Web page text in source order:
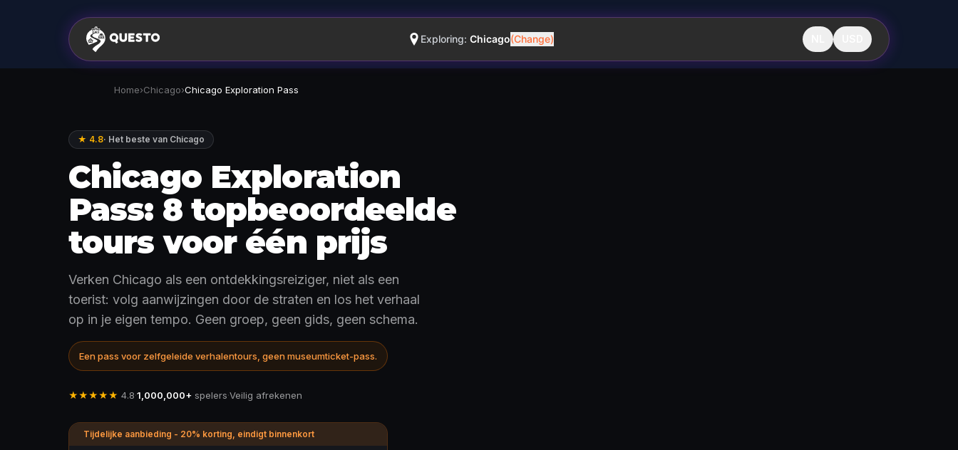
Exploring: Chicago(Change)
Home›Chicago›Chicago Exploration Pass
★ 4.8· Het beste van Chicago
Chicago Exploration
Pass: 8 topbeoordeelde
tours voor één prijs
Verken Chicago als een ontdekkingsreiziger, niet als een
toerist: volg aanwijzingen door de straten en los het verhaal
op in je eigen tempo. Geen groep, geen gids, geen schema.
Een pass voor zelfgeleide verhalentours, geen museumticket-pass.
★★★★★ 4.8·1,000,000+ spelers·Veilig afrekenen
Tijdelijke aanbieding - 20% korting, eindigt binnenkort